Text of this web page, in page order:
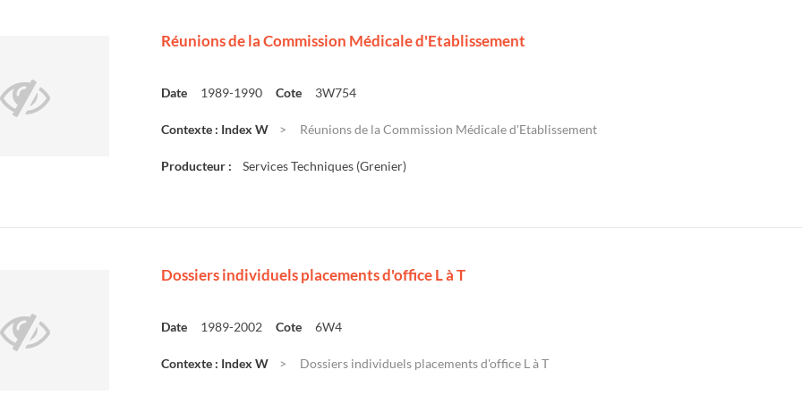
Réunions de la Commission Médicale d'Etablissement
Date 1989-1990 Cote 3W754
Contexte : Index W Réunions de la Commission Médicale d'Etablissement
Producteur : Services Techniques (Grenier)
Dossiers individuels placements d'office L à T
Date 1989-2002 Cote 6W4
Contexte : Index W Dossiers individuels placements d'office L à T